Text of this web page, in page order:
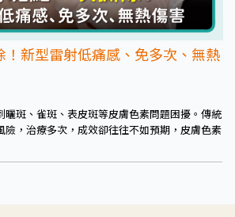
！新型雷射低痛感、免多次、無熱
曬斑、雀斑、表皮斑等皮膚色素問題困擾。傳統
險，治療多次，成效卻往往不如預期，皮膚色素